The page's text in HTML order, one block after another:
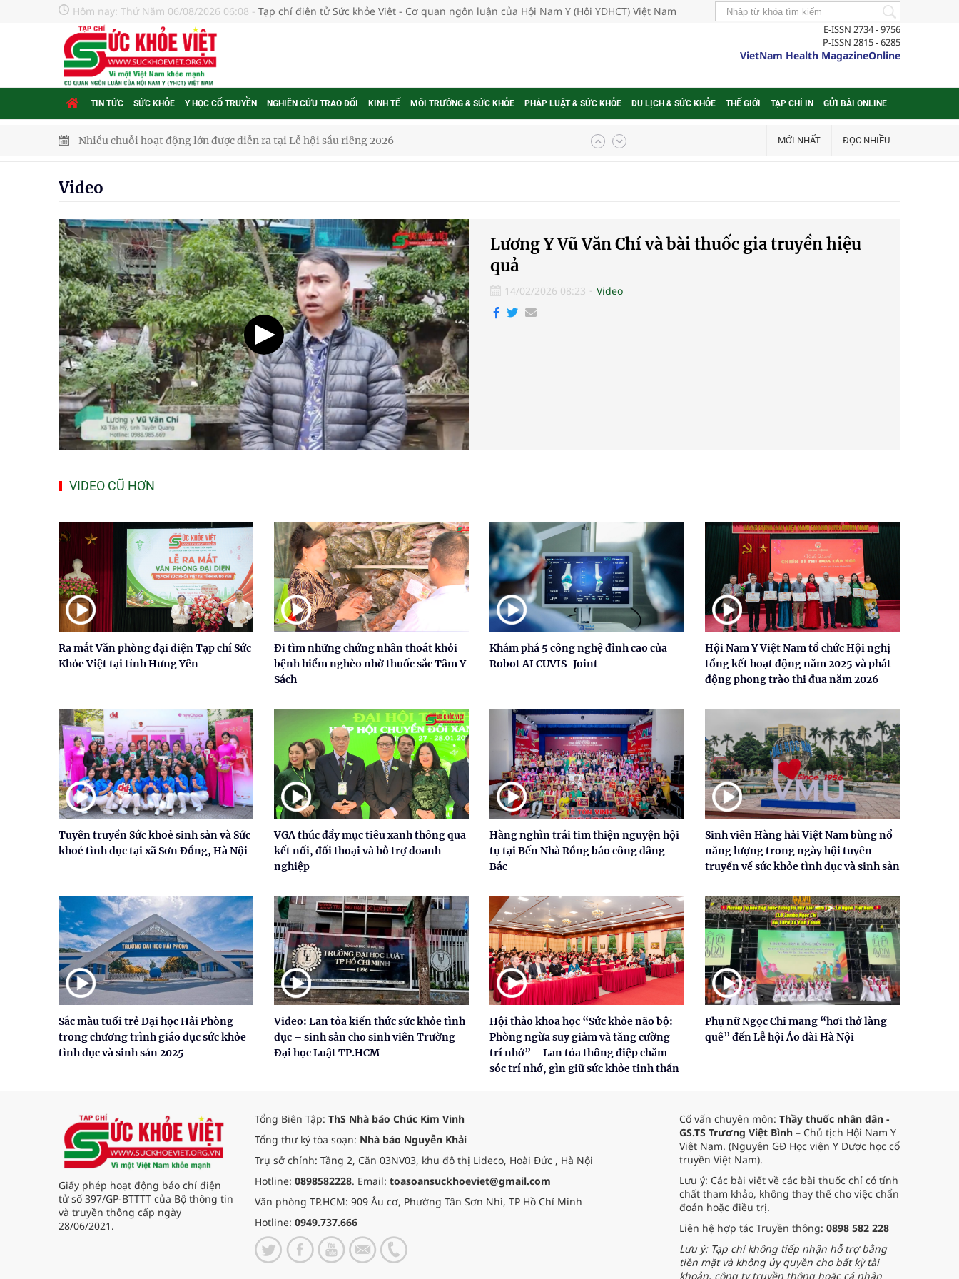
Hôm nay: Thứ Năm 06/08/2026 06:08 - Tạp chí điện tử Sức khỏe Việt - Cơ quan ngôn luận của Hội Nam Y (Hội YDHCT) Việt Nam
E-ISSN 2734 - 9756
P-ISSN 2815 - 6285
VietNam Health MagazineOnline
TIN TỨC SỨC KHỎE Y HỌC CỔ TRUYỀN NGHIÊN CỨU TRAO ĐỔI KINH TẾ MÔI TRƯỜNG & SỨC KHỎE PHÁP LUẬT & SỨC KHỎE DU LỊCH & SỨC KHỎE THẾ GIỚI TẠP CHÍ IN GỬI BÀI ONLINE
Nhiều chuỗi hoạt động lớn được diễn ra tại Lễ hội sầu riêng 2026
Ngày hoạt động đầu tiên, Bệnh viện Phụ sản Trung ương cơ sở 2 đón hơn 500 lượt khám
Dự báo thời tiết ngày 06/8/2026: Bắc Bộ có mưa dông rải rác.
Nâng cao chất lượng đào tạo, đáp ứng yêu cầu phát triển nguồn nhân lực thời kỳ mới
Bộ Y tế yêu cầu ngừng ngay kinh doanh thực phẩm Slimaura Care x3 trên 2 sàn thương mại điện tử
BSR tăng 12,5% năng lực tồn chứa dầu thô tại NMLD Dung Quất
Gần 30% dân số cả nước đã được khám sức khỏe định kỳ, khám sàng lọc miễn phí
Ung thư thận: Nguy hiểm vì tiến triển quá âm thầm
MỚI NHẤT ĐỌC NHIỀU
Video
Lương Y Vũ Văn Chí và bài thuốc gia truyền hiệu
quả
14/02/2026 08:23 Video
VIDEO CŨ HƠN
Ra mắt Văn phòng đại diện Tạp chí Sức
Khỏe Việt tại tỉnh Hưng Yên
Đi tìm những chứng nhân thoát khỏi
bệnh hiểm nghèo nhờ thuốc sắc Tâm Y
Sách
Khám phá 5 công nghệ đỉnh cao của
Robot AI CUVIS-Joint
Hội Nam Y Việt Nam tổ chức Hội nghị
tổng kết hoạt động năm 2025 và phát
động phong trào thi đua năm 2026
Tuyên truyền Sức khoẻ sinh sản và Sức
khoẻ tình dục tại xã Sơn Đồng, Hà Nội
VGA thúc đẩy mục tiêu xanh thông qua
kết nối, đối thoại và hỗ trợ doanh
nghiệp
Hàng nghìn trái tim thiện nguyện hội
tụ tại Bến Nhà Rồng báo công dâng
Bác
Sinh viên Hàng hải Việt Nam bùng nổ
năng lượng trong ngày hội tuyên
truyền về sức khỏe tình dục và sinh sản
Sắc màu tuổi trẻ Đại học Hải Phòng
trong chương trình giáo dục sức khỏe
tình dục và sinh sản 2025
Video: Lan tỏa kiến thức sức khỏe tình
dục – sinh sản cho sinh viên Trường
Đại học Luật TP.HCM
Hội thảo khoa học “Sức khỏe não bộ:
Phòng ngừa suy giảm và tăng cường
trí nhớ” – Lan tỏa thông điệp chăm
sóc trí nhớ, gìn giữ sức khỏe tinh thần
Phụ nữ Ngọc Chi mang “hơi thở làng
quê” đến Lễ hội Áo dài Hà Nội
Giấy phép hoạt động báo chí điện
tử số 397/GP-BTTTT của Bộ thông tin
và truyền thông cấp ngày
28/06/2021.
Tổng Biên Tập: ThS Nhà báo Chúc Kim Vinh
Tổng thư ký tòa soạn: Nhà báo Nguyễn Khải
Trụ sở chính: Tầng 2, Căn 03NV03, khu đô thị Lideco, Hoài Đức , Hà Nội
Hotline: 0898582228. Email: toasoansuckhoeviet@gmail.com
Văn phòng TP.HCM: 909 Âu cơ, Phường Tân Sơn Nhì, TP Hồ Chí Minh
Hotline: 0949.737.666
Cố vấn chuyên môn: Thầy thuốc nhân dân -
GS.TS Trương Việt Bình – Chủ tịch Hội Nam Y
Việt Nam. (Nguyên GĐ Học viện Y Dược học cổ
truyền Việt Nam).
Lưu ý: Các bài viết về các bài thuốc chỉ có tính
chất tham khảo, không thay thế cho việc chẩn
đoán hoặc điều trị.
Liên hệ hợp tác Truyền thông: 0898 582 228
Lưu ý: Tạp chí không tiếp nhận hỗ trợ bằng
tiền mặt và không ủy quyền cho bất kỳ tài
khoản, công ty truyền thông hoặc cá nhân